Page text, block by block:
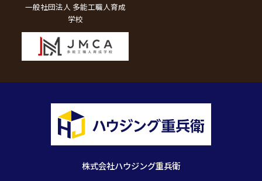
株式会社ハウジング重兵衛
一般社団法人 多能工職人育成
学校